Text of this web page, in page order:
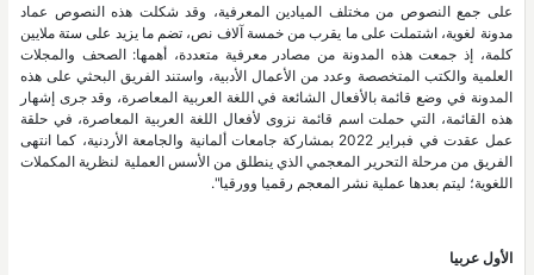
على جمع النصوص من مختلف الميادين المعرفية، وقد شكلت هذه النصوص عماد
مدونة لغوية، اشتملت على ما يقرب من خمسة آلاف نص، تضم ما يزيد على ستة ملايين
كلمة، إذ جمعت هذه المدونة من مصادر معرفية متعددة، أهمها: الصحف والمجلات
العلمية والكتب المتخصصة وعدد من الأعمال الأدبية، واستند الفريق البحثي على هذه
المدونة في وضع قائمة بالأفعال الشائعة في اللغة العربية المعاصرة، وقد جرى إشهار
هذه القائمة، التي حملت اسم قائمة نزوى لأفعال اللغة العربية المعاصرة، في حلقة
عمل عقدت في فبراير 2022 بمشاركة جامعات ألمانية والجامعة الأردنية، كما انتهى
الفريق من مرحلة التحرير المعجمي الذي ينطلق من الأسس العملية لنظرية المكملات
اللغوية؛ ليتم بعدها عملية نشر المعجم رقميا وورقيا".
الأول عربيا